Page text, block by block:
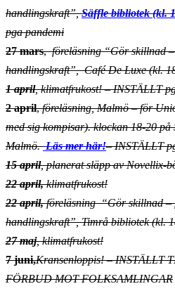
handlingskraft”,Säffle bibliotek (kl.
pga pandemi
27 mars,föreläsning “Gör skillnad
handlingskraft”, Café De Luxe (kl.
1 april, klimatfrukost! –INSTÄLLT
2 april,föreläsning, Malmö – för
med sig kompisar). klockan 18-20 på
Malmö.Läs mer här!–INSTÄLLT
15 april, planerat släpp av Novellix-
22 april,klimatfrukost!
22 april,föreläsning “Gör skillnad –
handlingskraft”, Timrå bibliotek (kl.
27 maj, klimatfrukost!
7 juni,Kransenloppis!– INSTÄLLT
FÖRBUD MOT FOLKSAMLINGAR